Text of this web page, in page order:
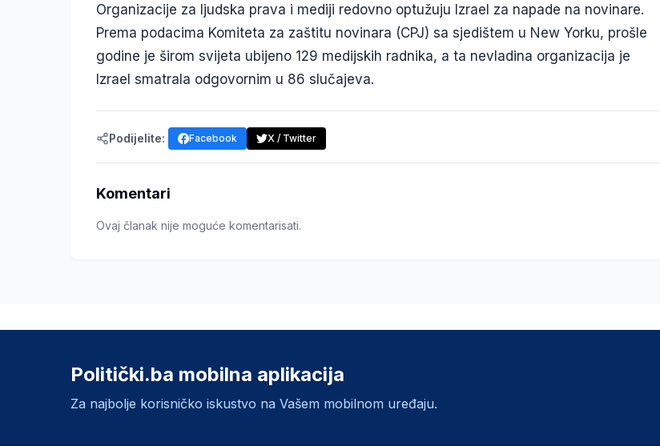
Organizacije za ljudska prava i mediji redovno optužuju Izrael za napade na novinare.
Prema podacima Komiteta za zaštitu novinara (CPJ) sa sjedištem u New Yorku, prošle
godine je širom svijeta ubijeno 129 medijskih radnika, a ta nevladina organizacija je
Izrael smatrala odgovornim u 86 slučajeva.
Podijelite: Facebook X / Twitter
Komentari
Ovaj članak nije moguće komentarisati.
Politički.ba mobilna aplikacija
Za najbolje korisničko iskustvo na Vašem mobilnom uređaju.